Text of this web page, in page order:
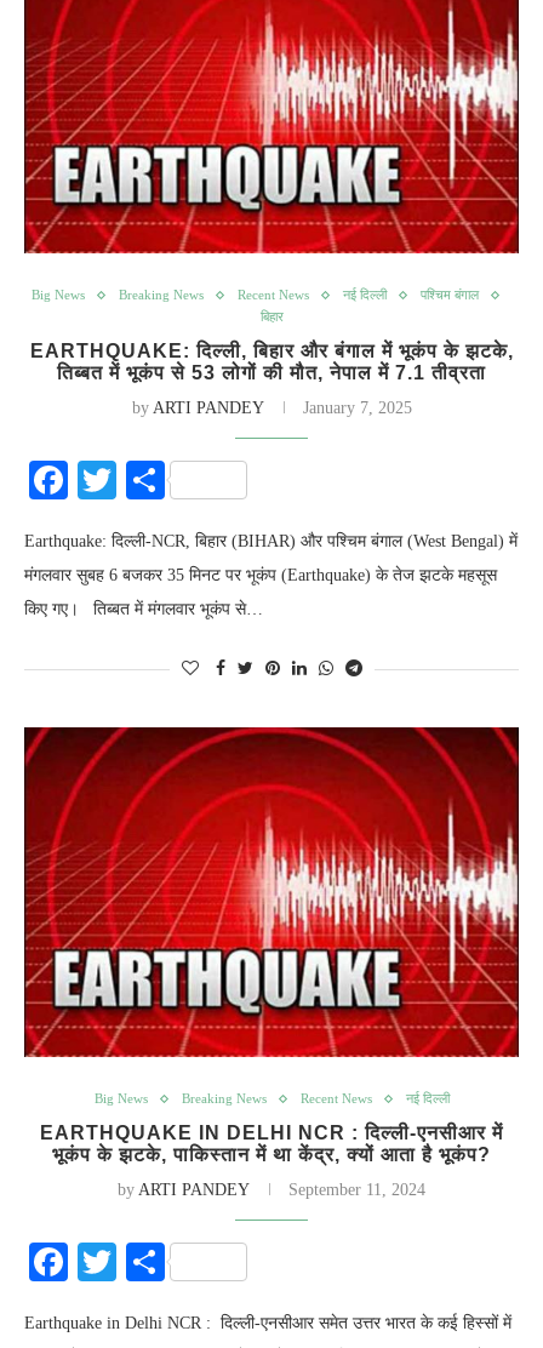
Big News Breaking News Recent News नई दिल्ली
पश्चिम बंगाल
बिहार
EARTHQUAKE: दिल्ली, बिहार और बंगाल में भूकंप के झटके,
तिब्बत में भूकंप से 53 लोगों की मौत, नेपाल में 7.1 तीव्रता
by ARTI PANDEY January 7, 2025
Facebook
Twitter
Share
Earthquake: दिल्ली-NCR, बिहार (BIHAR) और पश्चिम बंगाल (West Bengal) में
मंगलवार सुबह 6 बजकर 35 मिनट पर भूकंप (Earthquake) के तेज झटके महसूस
किए गए। तिब्बत में मंगलवार भूकंप से…
Big News Breaking News Recent News नई दिल्ली
EARTHQUAKE IN DELHI NCR : दिल्ली-एनसीआर में
भूकंप के झटके, पाकिस्तान में था केंद्र, क्यों आता है भूकंप?
by ARTI PANDEY September 11, 2024
Facebook
Twitter
Share
Earthquake in Delhi NCR : दिल्ली-एनसीआर समेत उत्तर भारत के कई हिस्सों में